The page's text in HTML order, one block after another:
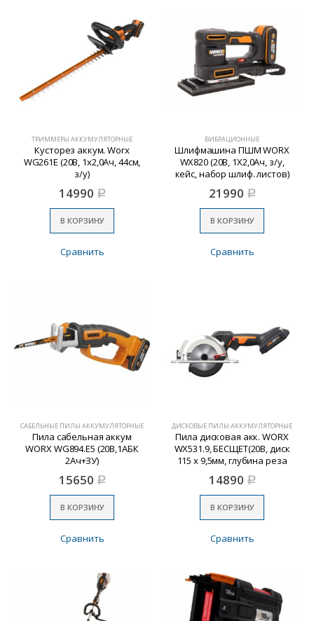
ТРИММЕРЫ АККУМУЛЯТОРНЫЕ
Кусторез аккум. Worx
WG261E (20В, 1х2,0Ач, 44см,
з/у)
14990 Р
В КОРЗИНУ
Сравнить
ВИБРАЦИОННЫЕ
Шлифмашина ПШМ WORX
WX820 (20В, 1Х2,0Ач, з/у,
кейс, набор шлиф. листов)
21990 Р
В КОРЗИНУ
Сравнить
САБЕЛЬНЫЕ ПИЛЫ АККУМУЛЯТОРНЫЕ
Пила сабельная аккум
WORX WG894.E5 (20В,1АБК
2Ач+ЗУ)
15650 Р
В КОРЗИНУ
Сравнить
ДИСКОВЫЕ ПИЛЫ АККУМУЛЯТОРНЫЕ
Пила дисковая акк. WORX
WX531.9, БЕСЩЕТ(20В, диск
115 x 9,5мм, глубина реза
41мм,БЕЗ АКБ и ЗУ)
14890 Р
В КОРЗИНУ
Сравнить